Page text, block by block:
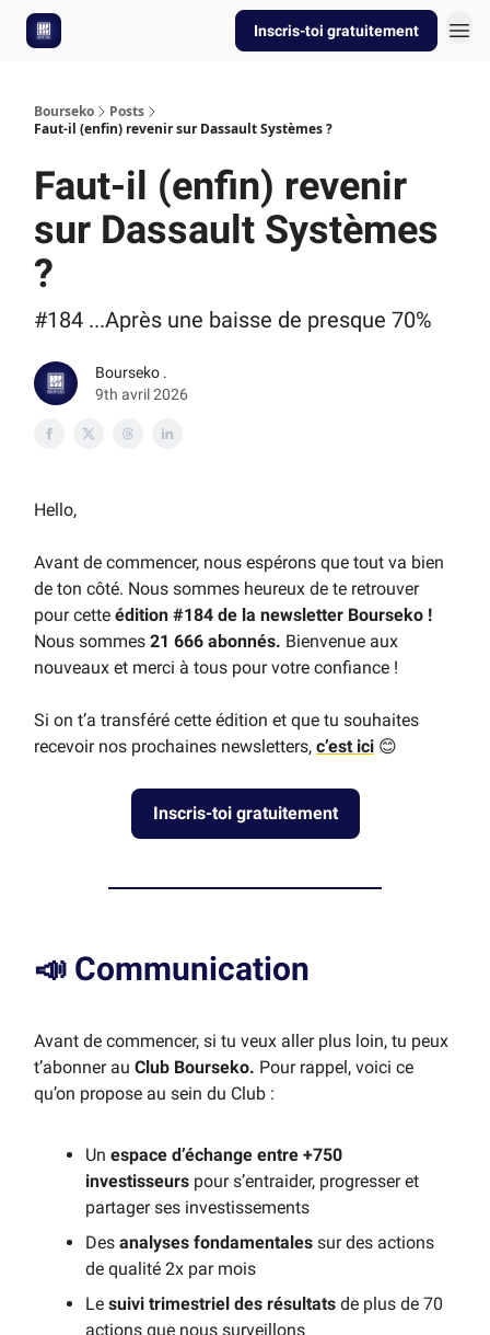
Inscris-toi gratuitement
Bourseko
Posts
Faut-il (enfin) revenir sur Dassault Systèmes ?
Faut-il (enfin) revenir
sur Dassault Systèmes
?
#184 ...Après une baisse de presque 70%
Bourseko .
9th avril 2026
Hello,
Avant de commencer, nous espérons que tout va bien
de ton côté. Nous sommes heureux de te retrouver
pour cette édition #184 de la newsletter Bourseko !
Nous sommes 21 666 abonnés. Bienvenue aux
nouveaux et merci à tous pour votre confiance !
Si on t’a transféré cette édition et que tu souhaites
recevoir nos prochaines newsletters, c’est ici 😊
Inscris-toi gratuitement
📣 Communication
Avant de commencer, si tu veux aller plus loin, tu peux
t’abonner au Club Bourseko. Pour rappel, voici ce
qu’on propose au sein du Club :
Un espace d’échange entre +750
investisseurs pour s’entraider, progresser et
partager ses investissements
Des analyses fondamentales sur des actions
de qualité 2x par mois
Le suivi trimestriel des résultats de plus de 70
actions que nous surveillons